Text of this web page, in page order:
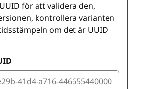
för att validera den,
kontrollera varianten
om det är UUID